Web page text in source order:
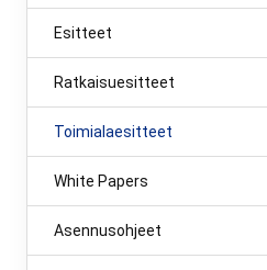
Esitteet
Ratkaisuesitteet
Toimialaesitteet
White Papers
Asennusohjeet